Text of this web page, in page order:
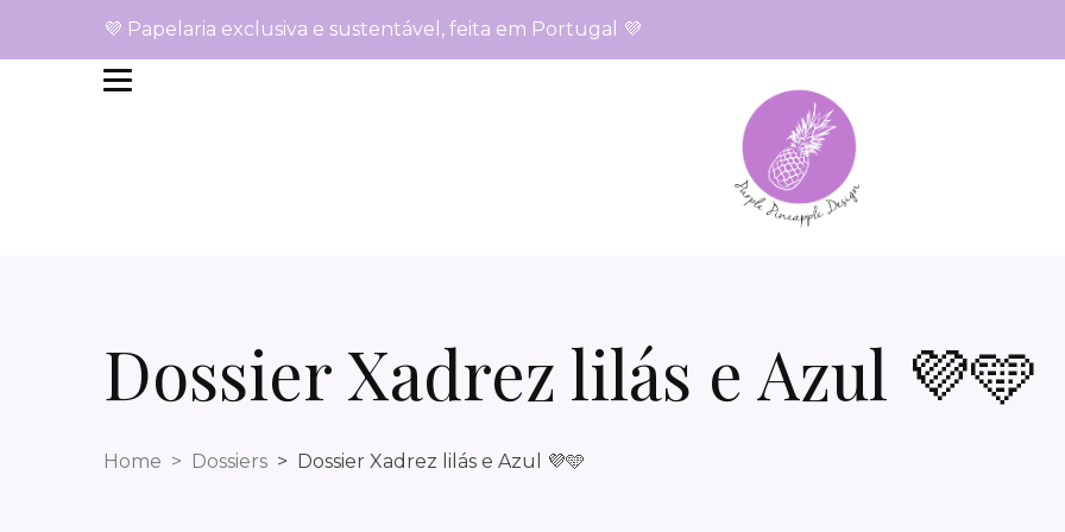
💜 Papelaria exclusiva e sustentável, feita em Portugal 💜
Dossier Xadrez lilás e Azul 💜🩵
Home Dossiers Dossier Xadrez lilás e Azul 💜🩵